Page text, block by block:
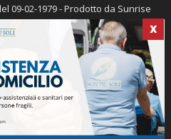
X
09-02-1979 - Prodotto da Sunrise
Michele Marocco -Cookie policy
sport.com